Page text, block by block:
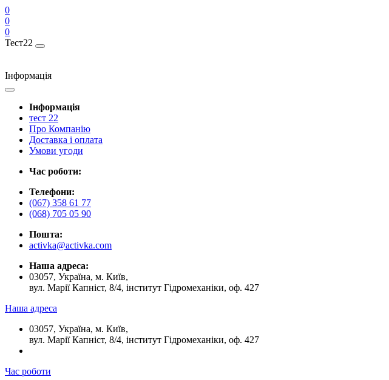
0
0
0
Тест22
Інформація
Інформація
тест 22
Про Компанію
Доставка і оплата
Умови угоди
Час роботи:
Телефони:
(067) 358 61 77
(068) 705 05 90
Пошта:
activka@activka.com
Наша адреса:
03057, Україна, м. Київ,
вул. Марії Капніст, 8/4, інститут Гідромеханіки, оф. 427
Наша адреса
03057, Україна, м. Київ,
вул. Марії Капніст, 8/4, інститут Гідромеханіки, оф. 427
Час роботи